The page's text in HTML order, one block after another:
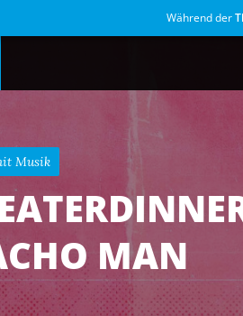
Während der
Musik
MAN